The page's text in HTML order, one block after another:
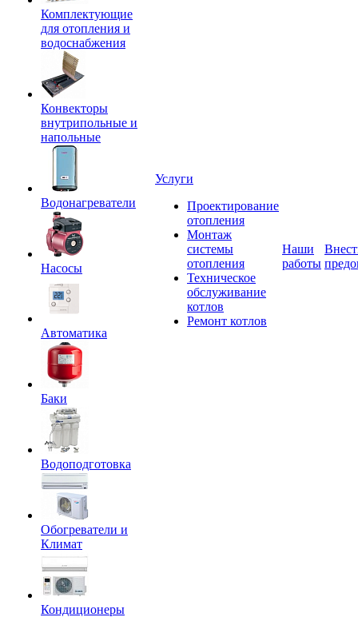
Комплектующие
для отопления и
водоснабжения
Конвекторы
внутрипольные и
напольные
Водонагреватели
Насосы
Автоматика
Баки
Водоподготовка
Обогреватели и
Климат
Кондиционеры
Услуги
Проектирование
отопления
Монтаж
системы
отопления
Техническое
обслуживание
котлов
Ремонт котлов
Наши
работы